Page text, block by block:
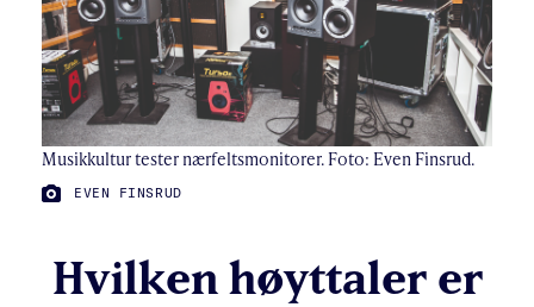
Musikkultur tester nærfeltsmonitorer. Foto: Even Finsrud.
FOTO:
EVEN FINSRUD
Hvilken høyttaler er